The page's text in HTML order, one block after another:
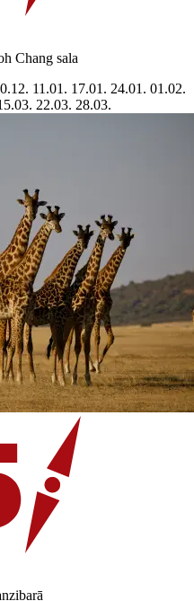
Chang sala
11.01. 17.01. 24.01. 01.02.
22.03. 28.03.